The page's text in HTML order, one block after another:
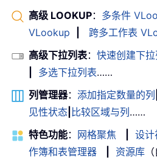
高级 LOOKUP： 多条件
VLookup
跨多工作表
高级下拉列表： 快速创建下
多选下拉列表……
列管理器： 添加指定数量的列
见性状态 比较区域与列 ……
特色功能： 网格聚焦 设计
作簿和表管理器
资源库